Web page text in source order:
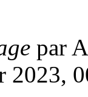
par
2023,